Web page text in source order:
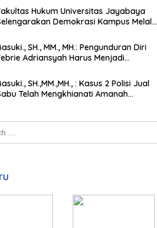
Kalsel
Hukum Universitas Jayabaya
Demokrasi Kampus Melalui
SH., MM., MH.: Pengunduran Diri
Adriansyah Harus Menjadi
Hukum
SH.,MM.,MH., : Kasus 2 Polisi Jual
Telah Mengkhianati Amanah